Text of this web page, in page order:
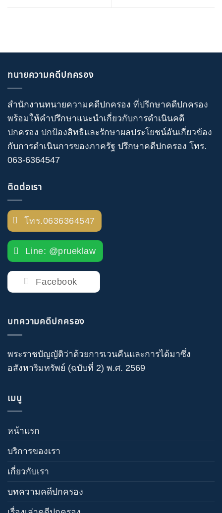
ทนายความคดีปกครอง
สำนักงานทนายความคดีปกครอง ที่ปรึกษาคดีปกครอง
พร้อมให้คำปรึกษาแนะนำเกี่ยวกับการดำเนินคดี
ปกครอง ปกป้องสิทธิและรักษาผลประโยชน์อันเกี่ยวข้อง
กับการดำเนินการของภาครัฐ ปรึกษาคดีปกครอง โทร.
063-6364547
ติดต่อเรา
โทร.0636364547
Line: @prueklaw
Facebook
บทความคดีปกครอง
พระราชบัญญัติว่าด้วยการเวนคืนและการได้มาซึ่ง
อสังหาริมทรัพย์ (ฉบับที่ 2) พ.ศ. 2569
เมนู
หน้าแรก
บริการของเรา
เกี่ยวกับเรา
บทความคดีปกครอง